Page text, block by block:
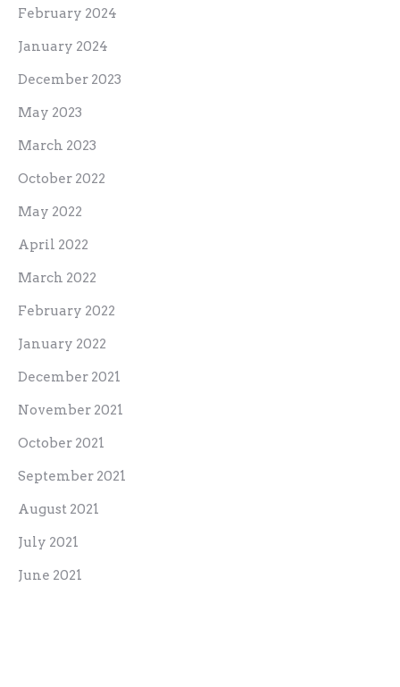
February 2024
January 2024
December 2023
May 2023
March 2023
October 2022
May 2022
April 2022
March 2022
February 2022
January 2022
December 2021
November 2021
October 2021
September 2021
August 2021
July 2021
June 2021